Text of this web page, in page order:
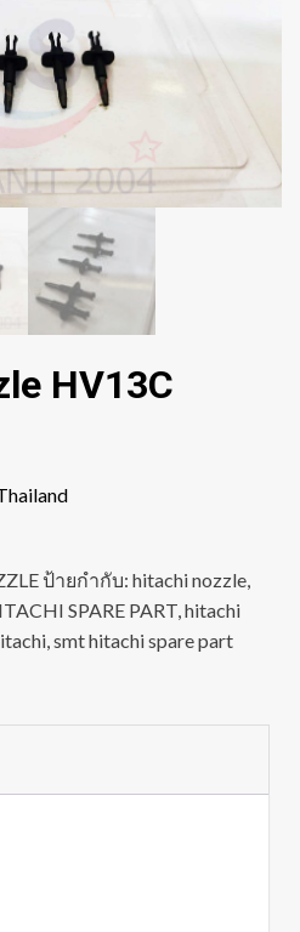
HV13C
ป้ายกำกับ: hitachi nozzle,
SPARE PART,hitachi
,smt hitachi spare part